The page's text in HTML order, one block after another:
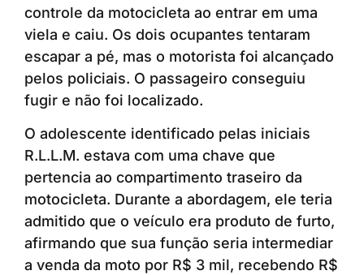
controle da motocicleta ao entrar em uma
viela e caiu. Os dois ocupantes tentaram
escapar a pé, mas o motorista foi alcançado
pelos policiais. O passageiro conseguiu
fugir e não foi localizado.
O adolescente identificado pelas iniciais
R.L.L.M. estava com uma chave que
pertencia ao compartimento traseiro da
motocicleta. Durante a abordagem, ele teria
admitido que o veículo era produto de furto,
afirmando que sua função seria intermediar
a venda da moto por R$ 3 mil, recebendo R$